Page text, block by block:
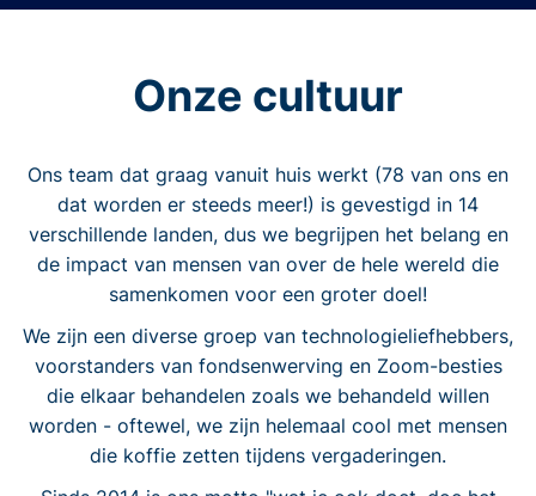
Onze cultuur
Ons team dat graag vanuit huis werkt (78 van ons en
dat worden er steeds meer!) is gevestigd in 14
verschillende landen, dus we begrijpen het belang en
de impact van mensen van over de hele wereld die
samenkomen voor een groter doel!
We zijn een diverse groep van technologieliefhebbers,
voorstanders van fondsenwerving en Zoom-besties
die elkaar behandelen zoals we behandeld willen
worden - oftewel, we zijn helemaal cool met mensen
die koffie zetten tijdens vergaderingen.